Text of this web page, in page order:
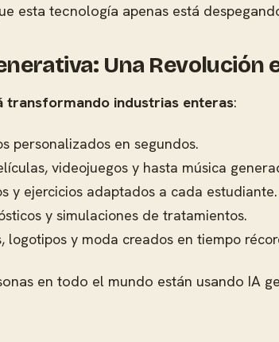
esta tecnología apenas está
Una Revolución
transformando industrias enteras:
personalizados en segundos.
videojuegos y hasta música
y ejercicios adaptados a cada estudiante.
y simulaciones de tratamientos.
logotipos y moda creados en tiempo
en todo el mundo están usando IA